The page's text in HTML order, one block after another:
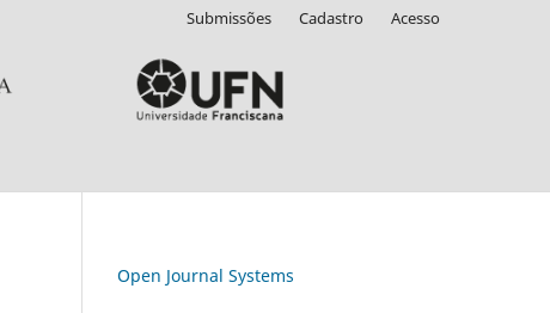
Submissões Cadastro Acesso
Open Journal Systems